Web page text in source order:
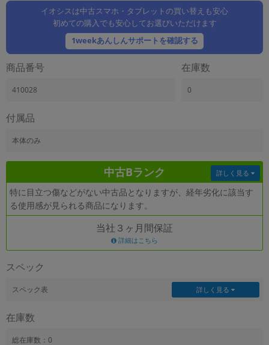
イオシスは中古スマホ・タブレットの買い替えも安心
初めての購入でも安心してお選びいただけます
1weekあんしんサポートを確認する
商品番号
410028
在庫数
0
付属品
本体のみ
中古Bランク
特に目立つ傷などがない中古品となりますが、経年劣化に該当す
る使用感が見られる商品になります。
詳しく見る
当社３ヶ月間保証
詳細はこちら
スペック
スペック表 詳しく見る
在庫数
総在庫数：0
機能・特徴
商品の搭載機能による絞り込み
「5G対応」「防水」「ワンセグ」など
ドライブ
ドライブの絞り込み
ランク
「新品」「未使用」「中古」など
CPU
OSの絞り込み
メモリ